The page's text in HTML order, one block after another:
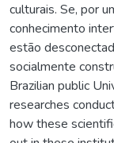
culturais. Se, por
conhecimento
estão
socialmente
Brazilian public
researches
how these